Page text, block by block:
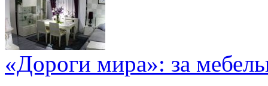
«Дороги мира»: за